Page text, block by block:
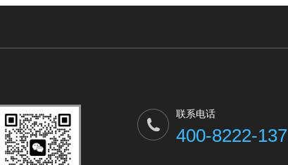
联系电话
400-8222-137